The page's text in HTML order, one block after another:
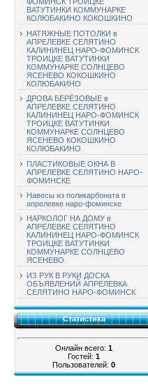
ФОМИНСК ТРОИЦКЕ
ВАТУТИНКИ КОММУНАРКЕ
КОЛЮБАКИНО КОКОШКИНО
НАТЯЖНЫЕ ПОТОЛКИ в
АПРЕЛЕВКЕ СЕЛЯТИНО
КАЛИНИНЕЦ НАРО-ФОМИНСК
ТРОИЦКЕ ВАТУТИНКИ
КОММУНАРКЕ СОЛНЦЕВО
ЯСЕНЕВО КОКОШКИНО
КОЛЮБАКИНО
ДРОВА БЕРЁЗОВЫЕ в
АПРЕЛЕВКЕ СЕЛЯТИНО
КАЛИНИНЕЦ НАРО-ФОМИНСК
ТРОИЦКЕ ВАТУТИНКИ
КОММУНАРКЕ СОЛНЦЕВО
ЯСЕНЕВО КОКОШКИНО
КОЛЮБАКИНО
ПЛАСТИКОВЫЕ ОКНА В
АПРЕЛЕВКЕ СЕЛЯТИНО НАРО-
ФОМИНСКЕ
Навесы из поликарбоната в
апрелевке наро-фоминске
НАРКОЛОГ НА ДОМУ в
АПРЕЛЕВКЕ СЕЛЯТИНО
КАЛИНИНЕЦ НАРО-ФОМИНСК
ТРОИЦКЕ ВАТУТИНКИ
КОММУНАРКЕ СОЛНЦЕВО
ЯСЕНЕВО
ИЗ РУК В РУКИ ДОСКА
ОБЪЯВЛЕНИЙ АПРЕЛЕВКА
СЕЛЯТИНО НАРО-ФОМИНСК
Статистика
Онлайн всего: 1
Гостей: 1
Пользователей: 0